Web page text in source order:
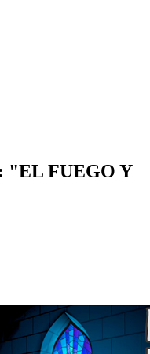
"EL FUEGO Y